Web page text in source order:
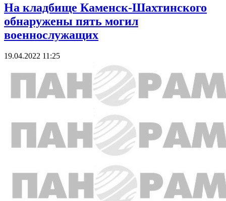
На кладбище Каменск-Шахтинского
обнаружены пять могил
военнослужащих
19.04.2022 11:25